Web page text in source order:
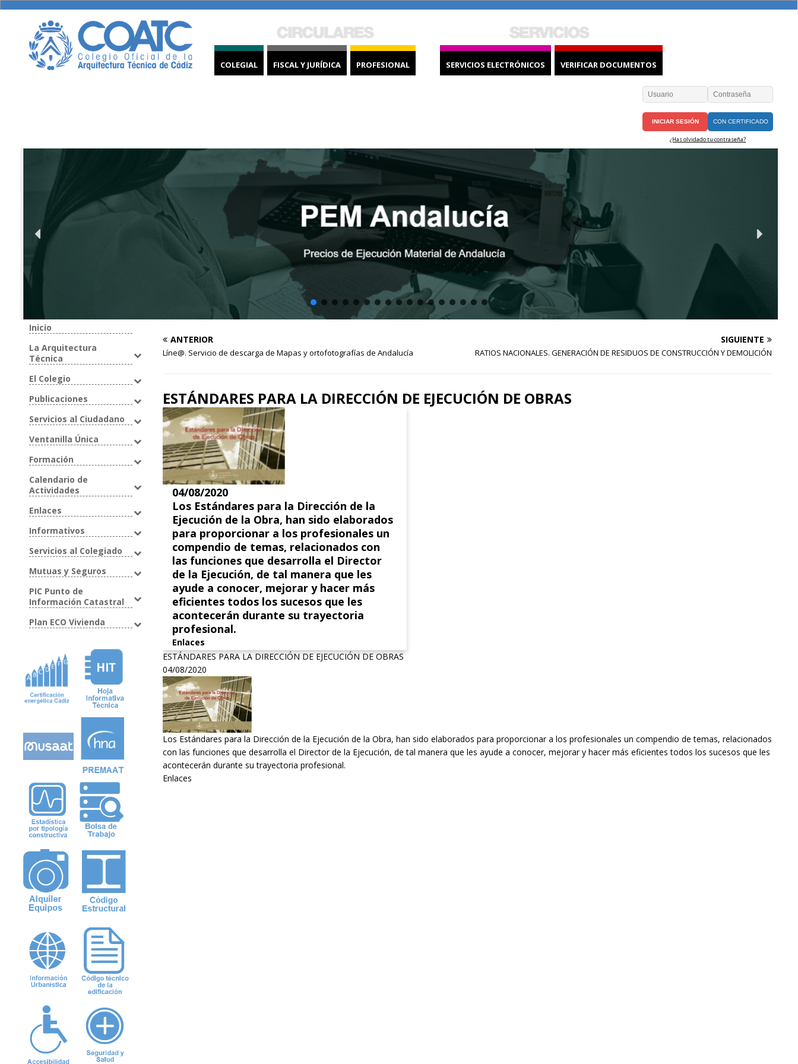
COLEGIAL FISCAL Y JURÍDICA PROFESIONAL SERVICIOS ELECTRÓNICOS VERIFICAR DOCUMENTOS
CON CERTIFICADO
¿Has olvidado tu contraseña?
Inicio
La Arquitectura
Técnica
El Colegio
Publicaciones
Servicios al Ciudadano
Ventanilla Única
Formación
Calendario de
Actividades
Enlaces
Informativos
Servicios al Colegiado
Mutuas y Seguros
PIC Punto de
Información Catastral
Plan ECO Vivienda
ANTERIOR
Líne@. Servicio de descarga de Mapas y ortofotografías de Andalucía
SIGUIENTE
RATIOS NACIONALES. GENERACIÓN DE RESIDUOS DE CONSTRUCCIÓN Y DEMOLICIÓN
ESTÁNDARES PARA LA DIRECCIÓN DE EJECUCIÓN DE OBRAS
04/08/2020
Los Estándares para la Dirección de la
Ejecución de la Obra, han sido elaborados
para proporcionar a los profesionales un
compendio de temas, relacionados con
las funciones que desarrolla el Director
de la Ejecución, de tal manera que les
ayude a conocer, mejorar y hacer más
eficientes todos los sucesos que les
acontecerán durante su trayectoria
profesional.
Enlaces
ESTÁNDARES PARA LA DIRECCIÓN DE EJECUCIÓN DE OBRAS
04/08/2020
Los Estándares para la Dirección de la Ejecución de la Obra, han sido elaborados para proporcionar a los profesionales un compendio de temas, relacionados
con las funciones que desarrolla el Director de la Ejecución, de tal manera que les ayude a conocer, mejorar y hacer más eficientes todos los sucesos que les
acontecerán durante su trayectoria profesional.
Enlaces